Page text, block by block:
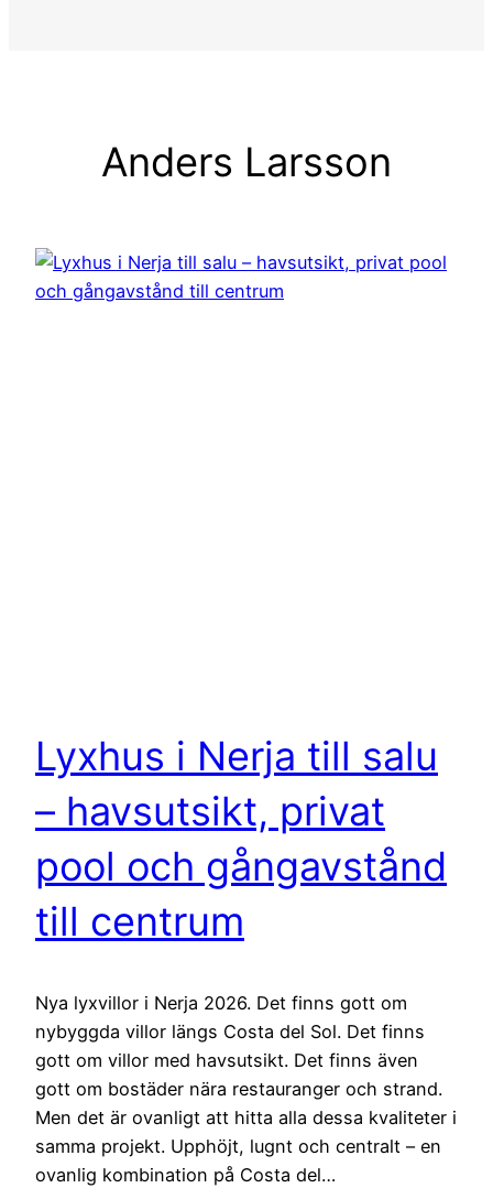
Anders Larsson
Lyxhus i Nerja till salu
– havsutsikt, privat
pool och gångavstånd
till centrum
Nya lyxvillor i Nerja 2026. Det finns gott om
nybyggda villor längs Costa del Sol. Det finns
gott om villor med havsutsikt. Det finns även
gott om bostäder nära restauranger och strand.
Men det är ovanligt att hitta alla dessa kvaliteter i
samma projekt. Upphöjt, lugnt och centralt – en
ovanlig kombination på Costa del…